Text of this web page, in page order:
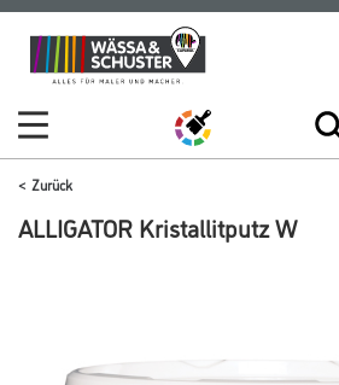
Zum
Inhalt
Zum
Navigationsmenü
Zurück
ALLIGATOR Kristallitputz W